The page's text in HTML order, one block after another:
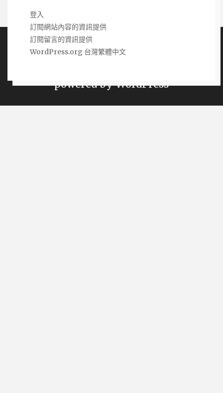
登入
訂閱網站內容的資訊提供
訂閱留言的資訊提供
WordPress.org 台灣繁體中文
Copyright 熱銷網購商品推薦購買 2026 |
powered by WordPress